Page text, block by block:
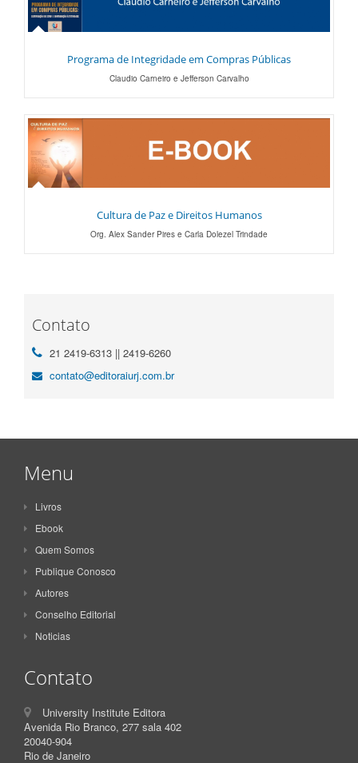
Programa de Integridade em Compras Públicas
Claudio Carneiro e Jefferson Carvalho
Cultura de Paz e Direitos Humanos
Org. Alex Sander Pires e Carla Dolezel Trindade
Contato
21 2419-6313 || 2419-6260
contato@editoraiurj.com.br
Menu
Livros
Ebook
Quem Somos
Publique Conosco
Autores
Conselho Editorial
Noticias
Contato
University Institute Editora
Avenida Rio Branco, 277 sala 402
20040-904
Rio de Janeiro